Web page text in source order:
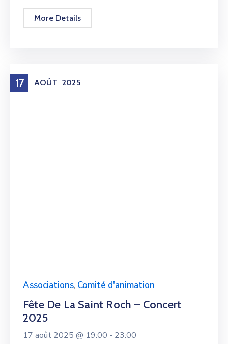
More Details
17 AOÛT 2025
Associations, Comité d'animation
Fête De La Saint Roch – Concert
2025
17 août 2025 @ 19:00 - 23:00